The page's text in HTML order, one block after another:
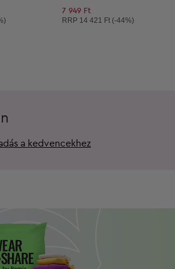
7 949 Ft
Ajánlott ár:
RRP 14 421 Ft (-44%)
a kedvencekhez